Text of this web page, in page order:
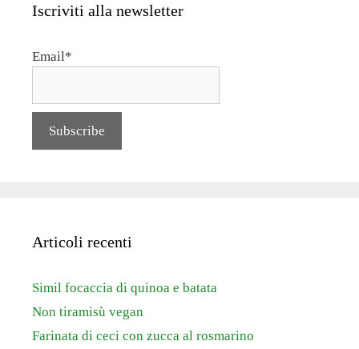
Iscriviti alla newsletter
Email*
Articoli recenti
Simil focaccia di quinoa e batata
Non tiramisù vegan
Farinata di ceci con zucca al rosmarino